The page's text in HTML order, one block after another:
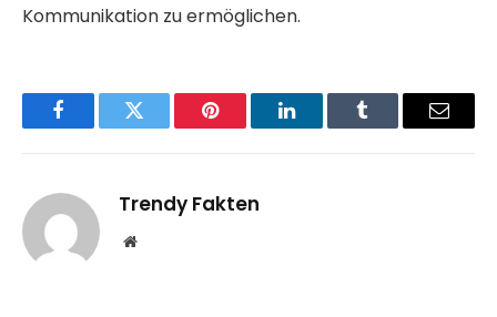
Kommunikation zu ermöglichen.
FacebookTwitter Pinterest LinkedInTumblr Email
Trendy Fakten
Website